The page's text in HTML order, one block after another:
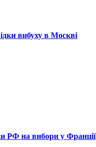
вибуху в Москві
РФ на вибори у Франції